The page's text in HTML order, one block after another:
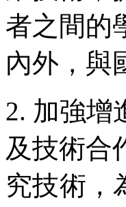
者之間的
內外，與
2. 加強增
及技術合
究技術，